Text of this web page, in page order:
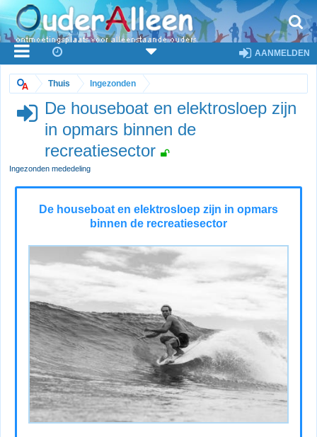
AANMELDEN
Thuis Ingezonden
De houseboat en elektrosloep zijn
in opmars binnen de
recreatiesector
Ingezonden mededeling
De houseboat en elektrosloep zijn in opmars
binnen de recreatiesector